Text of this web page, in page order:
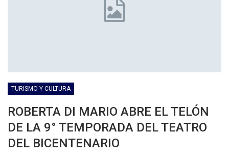
TURISMO Y CULTURA
ROBERTA DI MARIO ABRE EL TELÓN
DE LA 9° TEMPORADA DEL TEATRO
DEL BICENTENARIO